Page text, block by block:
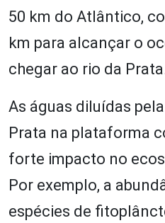
50 km do Atlântico,
km para alcançar o
chegar ao rio da
As águas diluídas
Prata na plataforma
forte impacto no
Por exemplo, a
espécies de